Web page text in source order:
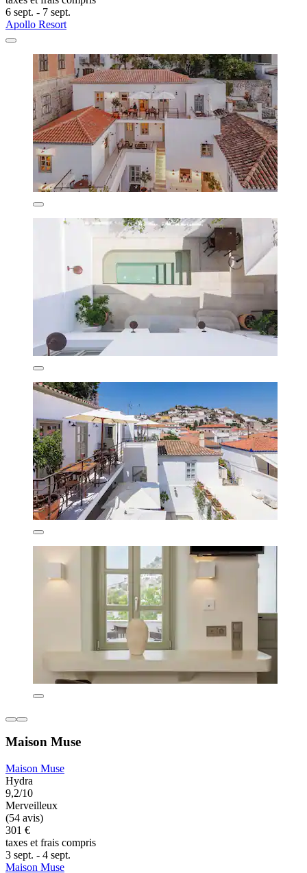
6 sept. - 7 sept.
Apollo Resort
Maison Muse
Maison Muse
Hydra
9,2/10
Merveilleux
(54 avis)
301 €
taxes et frais compris
3 sept. - 4 sept.
Maison Muse